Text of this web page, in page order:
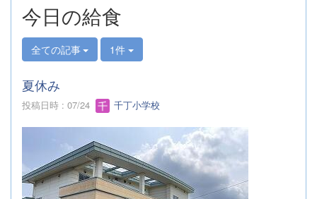
今日の給食
全ての記事 1件
夏休み
投稿日時 : 07/24 千丁小学校